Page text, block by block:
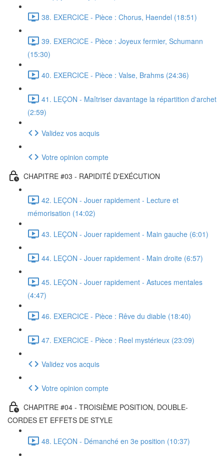
38. EXERCICE - Pièce : Chorus, Haendel (18:51)
39. EXERCICE - Pièce : Joyeux fermier, Schumann
(15:30)
40. EXERCICE - Pièce : Valse, Brahms (24:36)
41. LEÇON - Maîtriser davantage la répartition d'archet
(2:59)
Validez vos acquis
Votre opinion compte
CHAPITRE #03 - RAPIDITÉ D'EXÉCUTION
42. LEÇON - Jouer rapidement - Lecture et
mémorisation (14:02)
43. LEÇON - Jouer rapidement - Main gauche (6:01)
44. LEÇON - Jouer rapidement - Main droite (6:57)
45. LEÇON - Jouer rapidement - Astuces mentales
(4:47)
46. EXERCICE - Pièce : Rêve du diable (18:40)
47. EXERCICE - Pièce : Reel mystérieux (23:09)
Validez vos acquis
Votre opinion compte
CHAPITRE #04 - TROISIÈME POSITION, DOUBLE-
CORDES ET EFFETS DE STYLE
48. LEÇON - Démanché en 3e position (10:37)